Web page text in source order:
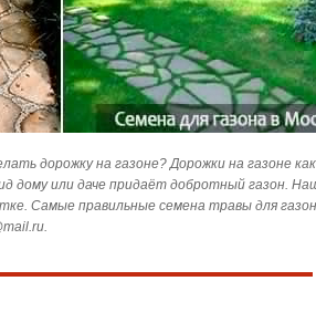
дорожку на газоне? Дорожки на газоне
дому или даче придаёт добротный газон.
Самые правильные семена травы для